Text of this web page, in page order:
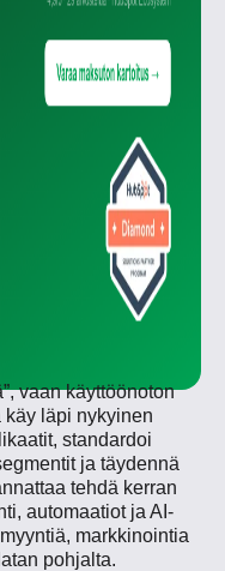
vaan käyttöönoton
käy läpi nykyinen
standardoi
ja täydennä
tehdä kerran
automaatiot ja AI-
markkinointia
pohjalta.